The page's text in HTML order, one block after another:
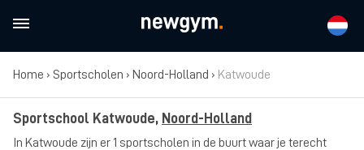
Home › Sportscholen › Noord-Holland › Katwoude
Sportschool Katwoude, Noord-Holland
In Katwoude zijn er 1 sportscholen in de buurt waar je terecht